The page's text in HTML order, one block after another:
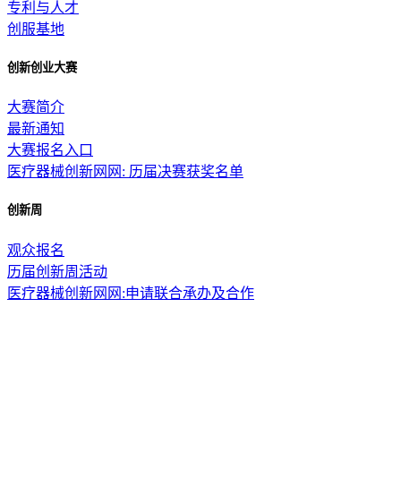
专利与人才
创服基地
创新创业大赛
大赛简介
最新通知
大赛报名入口
医疗器械创新网网: 历届决赛获奖名单
创新周
观众报名
历届创新周活动
医疗器械创新网网:申请联合承办及合作